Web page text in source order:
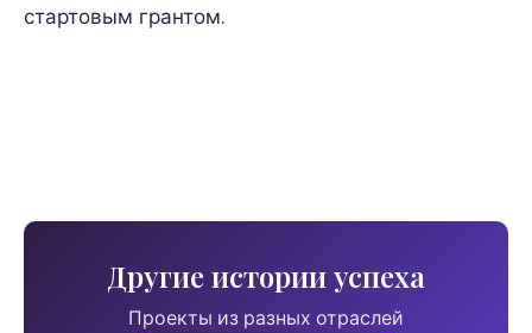
стартовым грантом.
Другие истории успеха
Проекты из разных отраслей